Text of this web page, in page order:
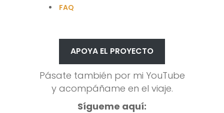
FAQ
APOYA EL PROYECTO
Pásate también por mi YouTube
y acompáñame en el viaje.
Sígueme aquí: